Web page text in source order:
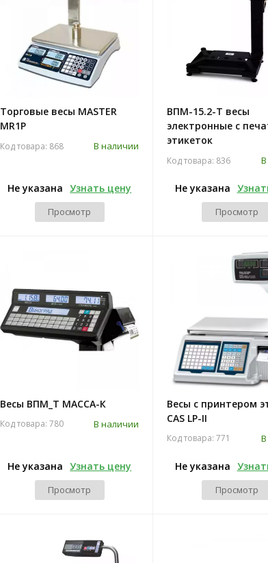
Торговые весы MASTER
MR1P
Код товара: 868 В наличии
Не указана Узнать цену
Просмотр
ВПМ-15.2-Т весы
электронные с
этикеток
Код товара: 836
Не указана
Просмотр
Весы ВПМ_Т МАССА-К
Код товара: 780 В наличии
Не указана Узнать цену
Просмотр
Весы с принтером
CAS LP-II
Код товара: 771
Не указана
Просмотр